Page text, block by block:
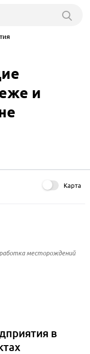
и
Карта
месторождений
в